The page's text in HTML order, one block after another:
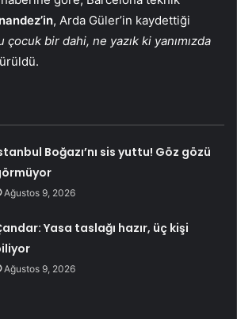
, Arda Güler’in kaydettiği
çocuk bir dahi, ne yazık ki yanımızda
Boğazı’nı sis yuttu! Göz gözü
Ağustos 9, 2026
Yasa taslağı hazır, üç kişi
Ağustos 9, 2026